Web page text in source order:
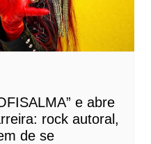
e abre
rock autoral,
de se